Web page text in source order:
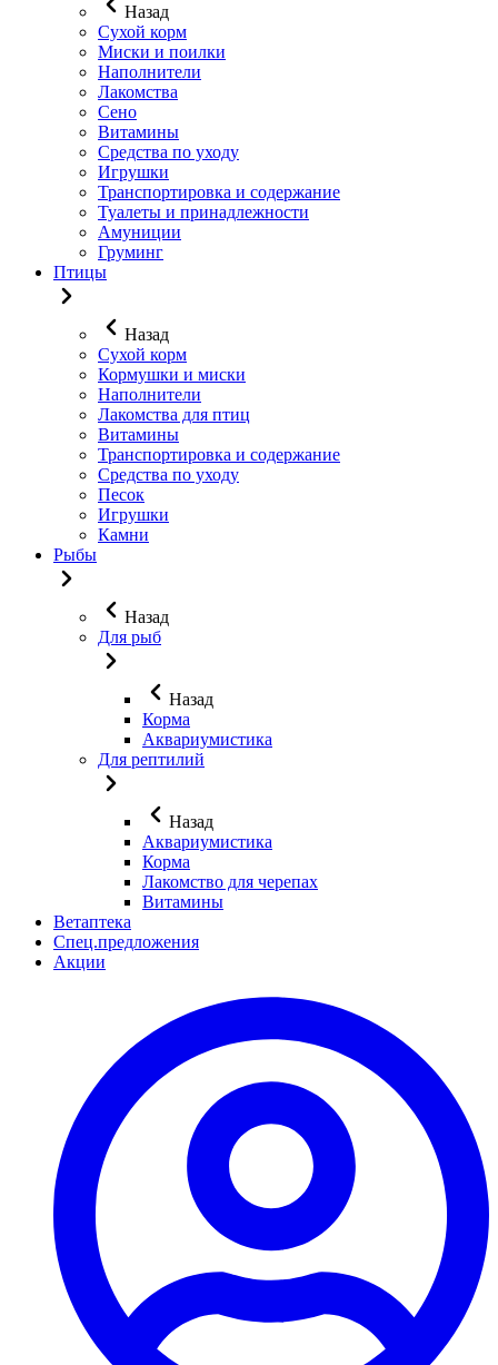
Назад
Сухой корм
Миски и поилки
Наполнители
Лакомства
Сено
Витамины
Средства по уходу
Игрушки
Транспортировка и содержание
Туалеты и принадлежности
Амуниции
Груминг
Птицы
Назад
Сухой корм
Кормушки и миски
Наполнители
Лакомства для птиц
Витамины
Транспортировка и содержание
Средства по уходу
Песок
Игрушки
Камни
Рыбы
Назад
Для рыб
Назад
Корма
Аквариумистика
Для рептилий
Назад
Аквариумистика
Корма
Лакомство для черепах
Витамины
Ветаптека
Спец.предложения
Акции